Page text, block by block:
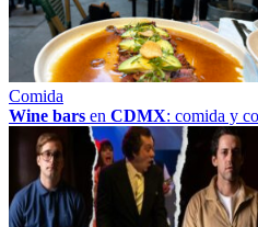
Comida
Wine bars en CDMX: comida y